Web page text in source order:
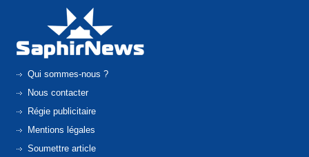
Qui sommes-nous ?
Nous contacter
Régie publicitaire
Mentions légales
Soumettre article